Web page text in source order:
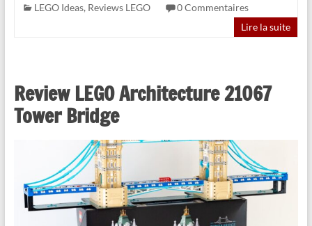
LEGO Ideas, Reviews LEGO
0 Commentaires
Lire la suite
Review LEGO Architecture 21067
Tower Bridge